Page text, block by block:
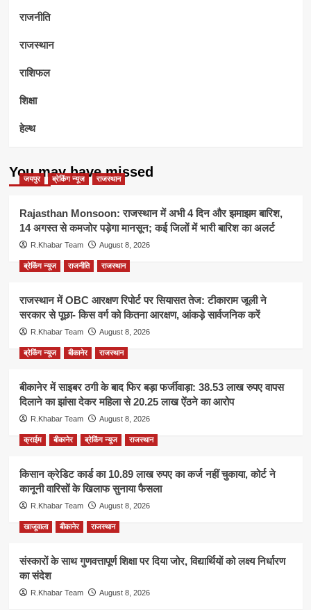
राजनीति
राजस्थान
राशिफल
शिक्षा
हेल्थ
You may have missed
जयपुर ब्रेकिंग न्यूज राजस्थान
Rajasthan Monsoon: राजस्थान में अभी 4 दिन और झमाझम बारिश,
14 अगस्त से कमजोर पड़ेगा मानसून; कई जिलों में भारी बारिश का अलर्ट
R.Khabar Team August 8, 2026
ब्रेकिंग न्यूज राजनीति राजस्थान
राजस्थान में OBC आरक्षण रिपोर्ट पर सियासत तेज: टीकाराम जूली ने
सरकार से पूछा- किस वर्ग को कितना आरक्षण, आंकड़े सार्वजनिक करें
R.Khabar Team August 8, 2026
ब्रेकिंग न्यूज बीकानेर राजस्थान
बीकानेर में साइबर ठगी के बाद फिर बड़ा फर्जीवाड़ा: 38.53 लाख रुपए वापस
दिलाने का झांसा देकर महिला से 20.25 लाख ऐंठने का आरोप
R.Khabar Team August 8, 2026
क्राईम बीकानेर ब्रेकिंग न्यूज राजस्थान
किसान क्रेडिट कार्ड का 10.89 लाख रुपए का कर्ज नहीं चुकाया, कोर्ट ने
कानूनी वारिसों के खिलाफ सुनाया फैसला
R.Khabar Team August 8, 2026
खाजूवाला बीकानेर राजस्थान
संस्कारों के साथ गुणवत्तापूर्ण शिक्षा पर दिया जोर, विद्यार्थियों को लक्ष्य निर्धारण
का संदेश
R.Khabar Team August 8, 2026